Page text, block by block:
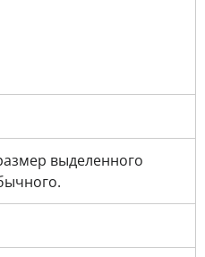
выделенного